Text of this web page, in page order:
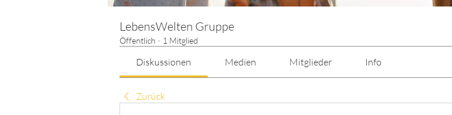
LebensWelten Gruppe
Öffentlich · 1 Mitglied
Diskussionen Medien Mitglieder Info
Zurück